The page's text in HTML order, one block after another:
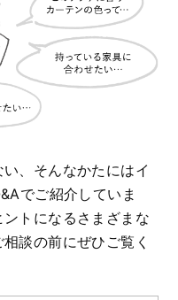
、そんなかたにはイ
でご紹介していま
トになるさまざまな
談の前にぜひご覧く